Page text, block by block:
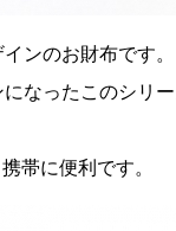
ンのお財布です。
なったこのシリ
帯に便利です。